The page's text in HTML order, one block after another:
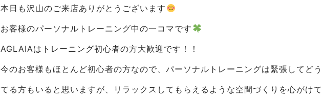
本日も沢山のご来店ありがとうございます
お客様のパーソナルトレーニング中の一コマです
AGLAIAはトレーニング初心者の方大歓迎です！！
今のお客様もほとんど初心者の方なので、パーソナルトレーニングは緊張してど
てる方もいると思いますが、リラックスしてもらえるような空間づくりを心がけ